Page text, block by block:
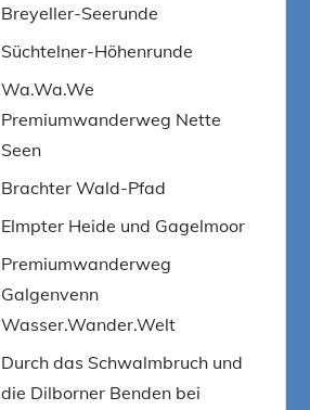
Breyeller-Seerunde
Süchtelner-Höhenrunde
Wa.Wa.We
Premiumwanderweg Nette
Seen
Brachter Wald-Pfad
Elmpter Heide und Gagelmoor
Premiumwanderweg
Galgenvenn
Wasser.Wander.Welt
Durch das Schwalmbruch und
die Dilborner Benden bei